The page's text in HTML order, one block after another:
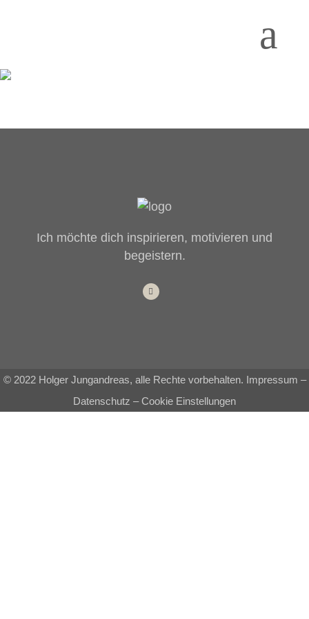
Ich möchte dich inspirieren, motivieren und
begeistern.
© 2022 Holger Jungandreas, alle Rechte vorbehalten. Impressum –
Datenschutz –Cookie Einstellungen